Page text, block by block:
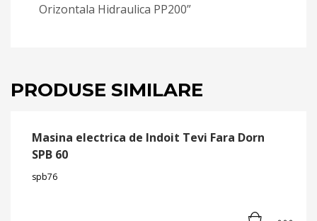
Orizontala Hidraulica PP200”
PRODUSE SIMILARE
Masina electrica de Indoit Tevi Fara Dorn
SPB 60
spb76